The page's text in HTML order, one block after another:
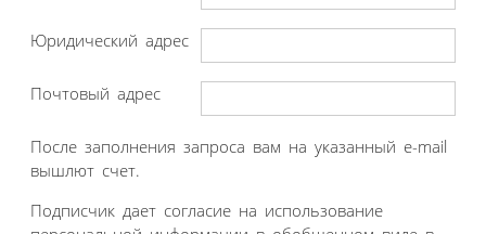
Юридический адрес
Почтовый адрес
После заполнения запроса вам на указанный e-mail
вышлют счет.
Подписчик дает согласие на использование